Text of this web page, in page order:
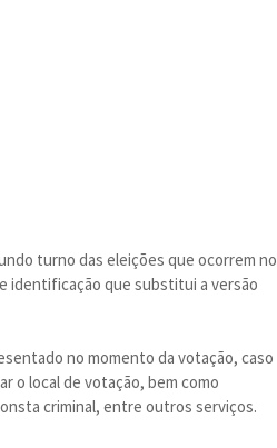
turno das eleições que ocorrem no
identificação que substitui a versão
no momento da votação, caso
o local de votação, bem como
criminal, entre outros serviços.